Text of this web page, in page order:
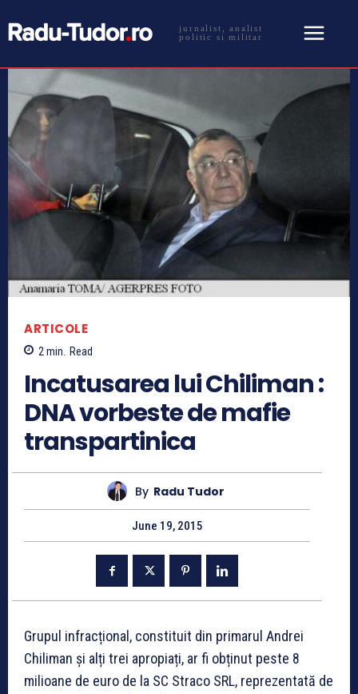
jurnalist, analist
politic si militar
ARTICOLE
2 min. Read
Incatusarea lui Chiliman :
DNA vorbeste de mafie
transpartinica
By Radu Tudor
June 19, 2015
Grupul infracțional, constituit din primarul Andrei
Chiliman și alți trei apropiați, ar fi obținut peste 8
milioane de euro de la SC Straco SRL, reprezentată de